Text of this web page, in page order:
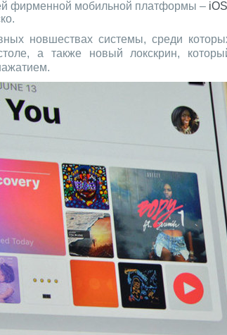
фирменной мобильной платформы –
новшествах системы, среди
а также новый локскрин,